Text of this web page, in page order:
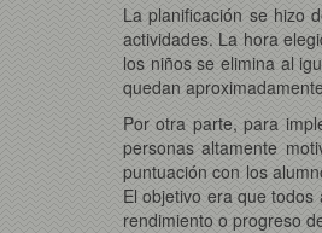
La planificación se hizo
actividades. La hora
los niños se elimina al
quedan
Por otra parte, para
personas altamente
puntuación con los
El objetivo era que
rendimiento o progreso